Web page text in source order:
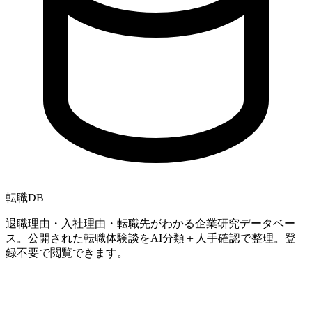
転職DB
退職理由・入社理由・転職先がわかる企業研究データベー
ス。公開された転職体験談をAI分類＋人手確認で整理。登
録不要で閲覧できます。